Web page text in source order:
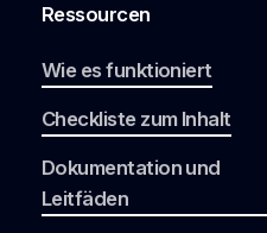
Ressourcen
Wie es funktioniert
Checkliste zum Inhalt
Dokumentation und
Leitfäden